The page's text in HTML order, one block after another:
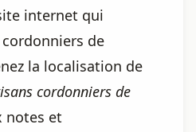
internet qui
de
la localisation de
cordonniers de
notes et